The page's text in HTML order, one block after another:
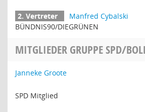
Manfred Cybalski
BÜNDNIS90/DIEGRÜNEN
MITGLIEDER GRUPPE SPD/
Janneke Groote
SPD Mitglied